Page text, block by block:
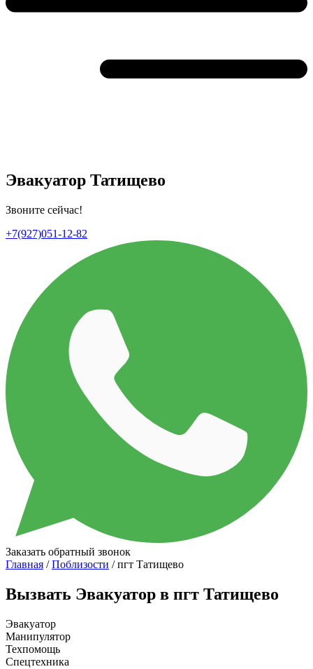
Эвакуатор Татищево
Звоните сейчас!
+7(927)051-12-82
Заказать обратный звонок
Главная /Поблизости / пгт Татищево
Вызвать Эвакуатор в пгт Татищево
Эвакуатор
Манипулятор
Техпомощь
Спецтехника